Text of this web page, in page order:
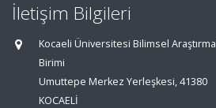
İletişim Bilgileri
Kocaeli Üniversitesi Bilimsel
Birimi
Umuttepe Merkez Yerleşkesi, 41380
KOCAELİ